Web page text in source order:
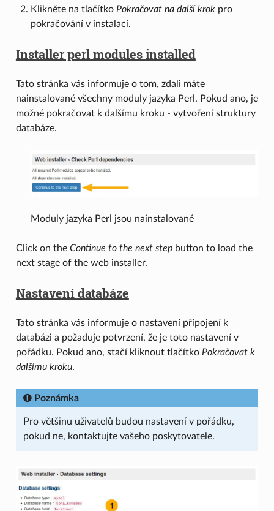
Klikněte na tlačítko Pokračovat na další krokpro
pokračování v instalaci.
Installer perl modules installed
Tato stránka vás informuje o tom, zdali máte
nainstalované všechny moduly jazyka Perl. Pokud ano, je
možné pokračovat k dalšímu kroku - vytvoření struktury
databáze.
Moduly jazyka Perl jsou nainstalované
Click on the Continue to the next stepbutton to load the
next stage of the web installer.
Nastavení databáze
Tato stránka vás informuje o nastavení připojení k
databázi a požaduje potvrzení, že je toto nastavení v
pořádku. Pokud ano, stačí kliknout tlačítko Pokračovat k
dalšímu kroku.
Poznámka
Pro většinu uživatelů budou nastavení v pořádku,
pokud ne, kontaktujte vašeho poskytovatele.